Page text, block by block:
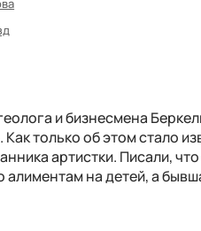
и бизнесмена
только об этом стало
артистки. Писали,
на детей, а